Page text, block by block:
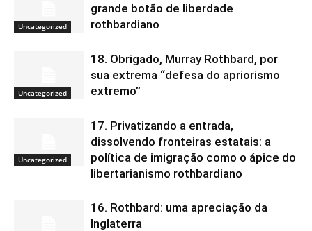
Uncategorized
grande botão de liberdade
rothbardiano
Uncategorized
18. Obrigado, Murray Rothbard, por
sua extrema “defesa do apriorismo
extremo”
Uncategorized
17. Privatizando a entrada,
dissolvendo fronteiras estatais: a
política de imigração como o ápice do
libertarianismo rothbardiano
16. Rothbard: uma apreciação da
Inglaterra